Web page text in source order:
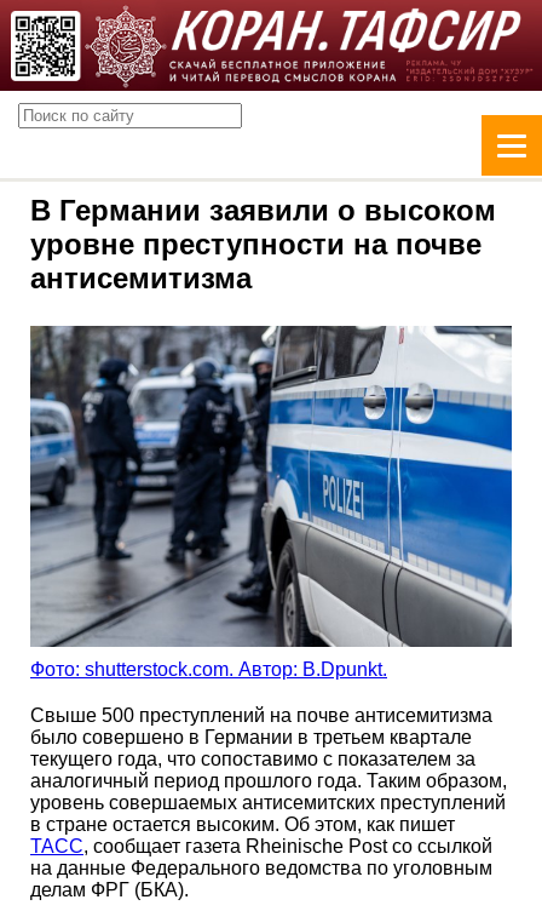
В Германии заявили о высоком
уровне преступности на почве
антисемитизма
Фото: shutterstock.com. Автор: B.Dpunkt.
Свыше 500 преступлений на почве антисемитизма
было совершено в Германии в третьем квартале
текущего года, что сопоставимо с показателем за
аналогичный период прошлого года. Таким образом,
уровень совершаемых антисемитских преступлений
в стране остается высоким. Об этом, как пишет
ТАСС, сообщает газета Rheinische Post со ссылкой
на данные Федерального ведомства по уголовным
делам ФРГ (БКА).